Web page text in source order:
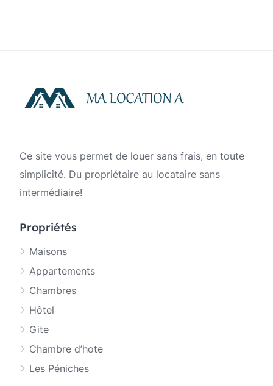
Ce site vous permet de louer sans frais, en toute
simplicité. Du propriétaire au locataire sans
intermédiaire!
Propriétés
Maisons
Appartements
Chambres
Hôtel
Gite
Chambre d’hote
Les Péniches